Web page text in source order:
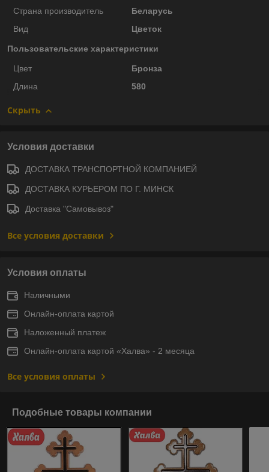
Страна производитель
Беларусь
Вид
Цветок
Пользовательские характеристики
Цвет
Бронза
Длина
580
Скрыть
Условия доставки
ДОСТАВКА ТРАНСПОРТНОЙ КОМПАНИЕЙ
ДОСТАВКА КУРЬЕРОМ ПО Г. МИНСК
Доставка "Самовывоз"
Все условия доставки
Условия оплаты
Наличными
Онлайн-оплата картой
Наложенный платеж
Онлайн-оплата картой «Халва» - 2 месяца
Все условия оплаты
Подобные товары компании